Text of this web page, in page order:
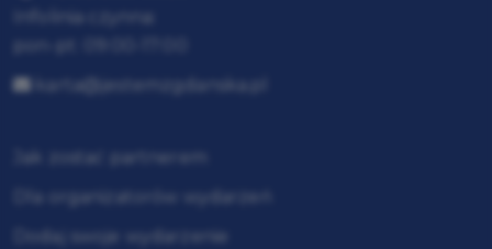
Infolinia czynna:
karta@jestemzgdanska.pl
Jak zostać partnerem
Dla organizatorów wydarzeń
Dodaj swoje wydarzenie